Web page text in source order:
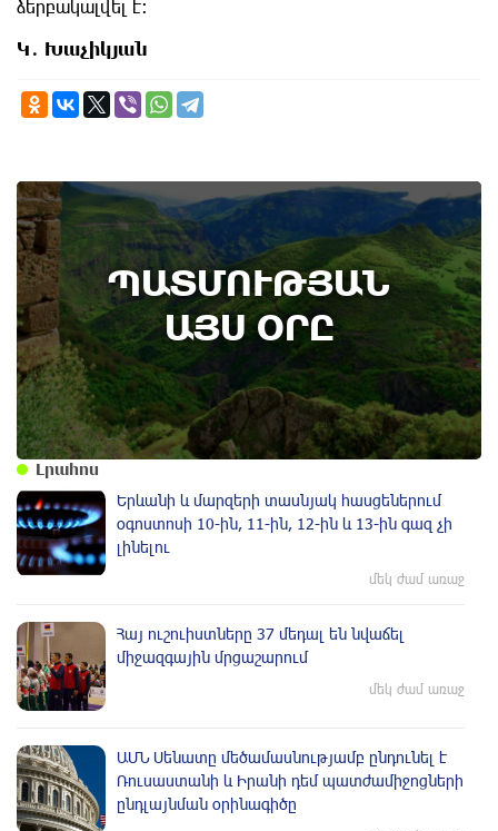
ձերբակալվել է:
Կ․ Խաչիկյան
ՊԱՏՄՈՒԹՅԱՆ
ԱՅՍ ՕՐԸ
8th of August
Բոյակի ճակատամարտի օր. պատմության
այս օրը (7 օգոստոս)
Լրահոս
Երևանի և մարզերի տասնյակ հասցեներում
օգոստոսի 10-ին, 11-ին, 12-ին և 13-ին գազ չի
լինելու
մեկ ժամ առաջ
Հայ ուշուիստները 37 մեդալ են նվաճել
միջազգային մրցաշարում
մեկ ժամ առաջ
ԱՄՆ Սենատը մեծամասնությամբ ընդունել է
Ռուսաստանի և Իրանի դեմ պատժամիջոցների
ընդլայնման օրինագիծը